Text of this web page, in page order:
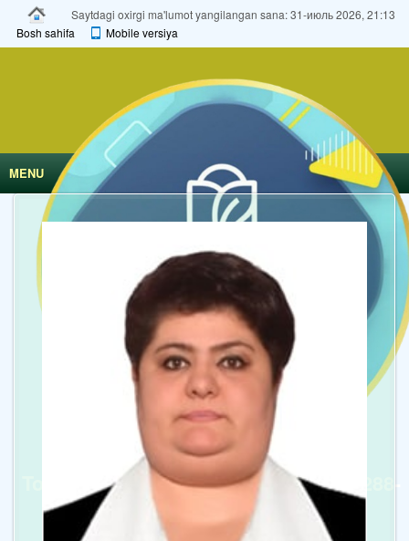
Saytdagi oxirgi ma'lumot yangilangan sana: 31-июль 2026, 21:13
Bosh sahifa
Mobile versiya
Toshkent shaxar Yunusobod tumani 288-
sonli umumta’lim maktabi
MENU